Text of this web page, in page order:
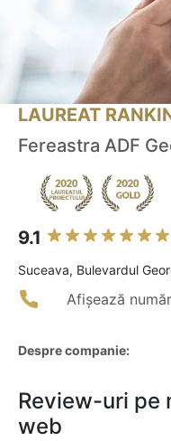
LAUREAT
Fereastra ADF
9.1
Suceava, Bulevardul
Afișează
Despre companie:
Review-uri pe
web